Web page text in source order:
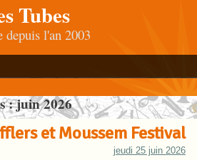
Tubes
depuis l'an 2003
:juin 2026
et Moussem Festival
jeudi 25 juin 2026